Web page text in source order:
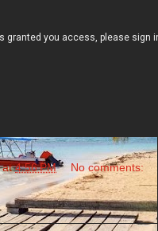
at4:56 PM No comments: